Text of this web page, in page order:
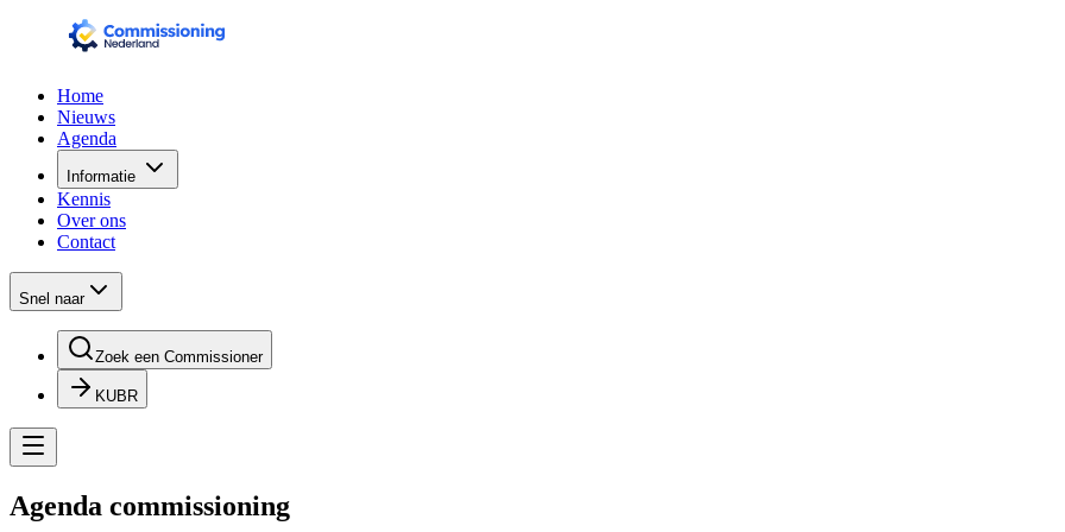
Home
Nieuws
Agenda
Informatie
Kennis
Over ons
Contact
Snel naar
Zoek een Commissioner
KUBR
Agenda commissioning